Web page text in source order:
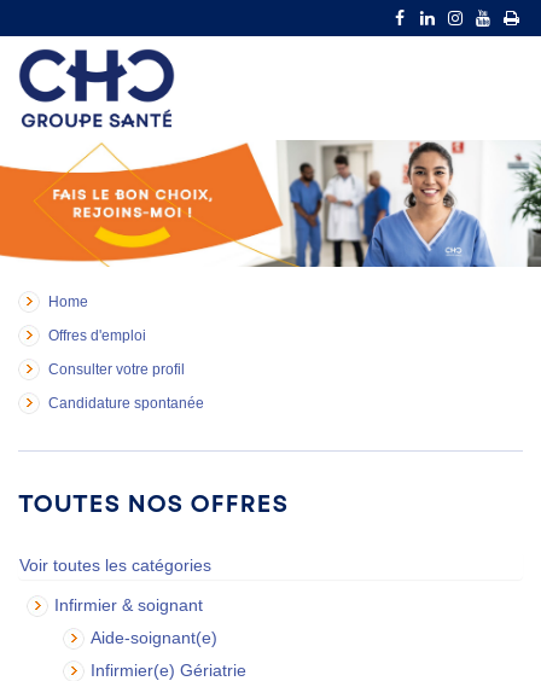
Home
Offres d'emploi
Consulter votre profil
Candidature spontanée
Toutes nos offres
Voir toutes les catégories
Infirmier & soignant
Aide-soignant(e)
Infirmier(e) Gériatrie